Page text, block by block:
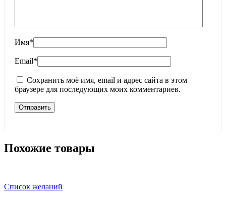
Имя*
Email*
Сохранить моё имя, email и адрес сайта в этом
браузере для последующих моих комментариев.
Похожие товары
Список желаний